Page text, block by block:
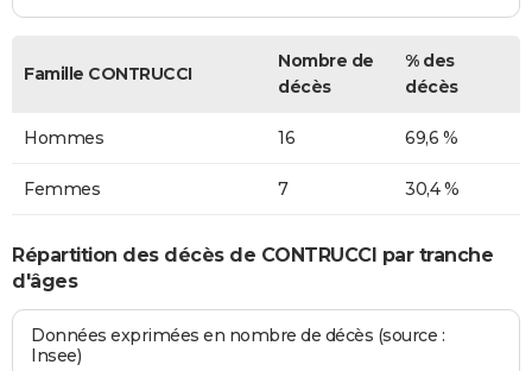
Famille CONTRUCCI
Nombre de
décès
% des
décès
Hommes 16 69,6 %
Femmes 7 30,4 %
Répartition des décès de CONTRUCCI par tranche
d'âges
Données exprimées en nombre de décès (source :
Insee)